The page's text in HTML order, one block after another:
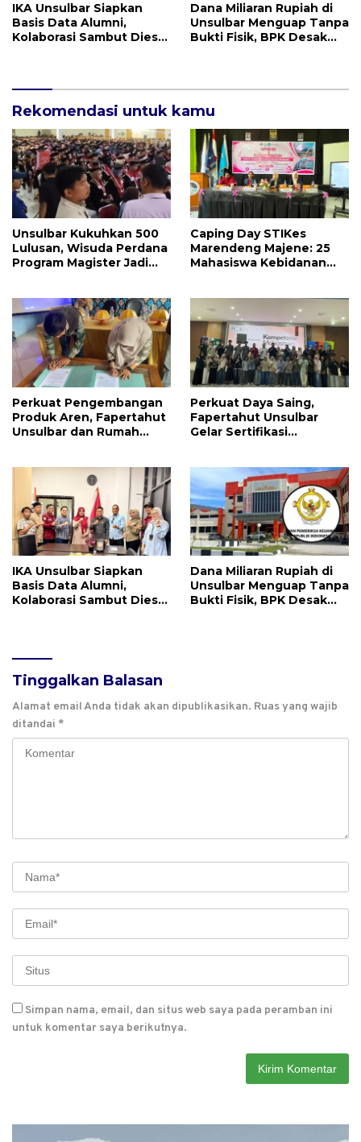
IKA Unsulbar Siapkan
Basis Data Alumni,
Kolaborasi Sambut Dies
Dana Miliaran Rupiah di
Unsulbar Menguap Tanpa
Bukti Fisik, BPK Desak
Rekomendasi untuk kamu
Unsulbar Kukuhkan 500
Lulusan, Wisuda Perdana
Program Magister Jadi
Caping Day STIKes
Marendeng Majene: 25
Mahasiswa Kebidanan
Perkuat Pengembangan
Produk Aren, Fapertahut
Unsulbar dan Rumah
Perkuat Daya Saing,
Fapertahut Unsulbar
Gelar Sertifikasi
IKA Unsulbar Siapkan
Basis Data Alumni,
Kolaborasi Sambut Dies
Dana Miliaran Rupiah di
Unsulbar Menguap Tanpa
Bukti Fisik, BPK Desak
Tinggalkan Balasan
Alamat email Anda tidak akan dipublikasikan. Ruas yang wajib
ditandai *
Simpan nama, email, dan situs web saya pada peramban ini
untuk komentar saya berikutnya.